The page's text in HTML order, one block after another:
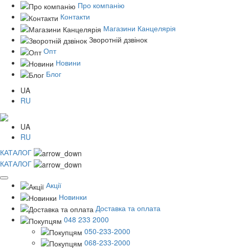
Про компанію
Контакти
Магазини Канцелярія
Зворотній дзвінок
Опт
Новини
Блог
UA
RU
UA
RU
КАТАЛОГ
КАТАЛОГ
Акції
Новинки
Доставка та оплата
048 233 2000
050-233-2000
068-233-2000